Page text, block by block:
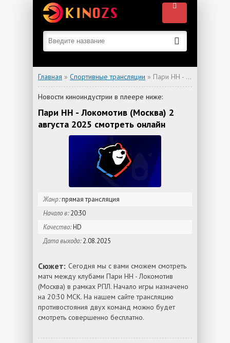
Главная » Спортивные трансляции » Пари НН - Локомотив (Москва)
Новости киноиндустрии в плеере ниже:
Пари НН - Локомотив (Москва) 2
августа 2025 смотреть онлайн
Жанр:прямая трансляция
Начало в:20:30
Качество:HD
Дата выхода:2.08.2025
Сюжет: Сегодня мы с вами сможем смотреть
матч между клубами Пари НН - Локомотив
(Москва) в рамках РПЛ. Начало игры назначено
на 20:30 МСК. На нашем сайте трансляцию
противостояния двух команд можно будет
смотреть совершенно бесплатно.